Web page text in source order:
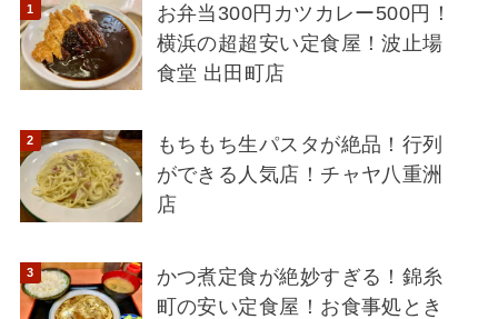
お弁当300円カツカレー500円！
横浜の超超安い定食屋！波止場
食堂 出田町店
もちもち生パスタが絶品！行列
ができる人気店！チャヤ八重洲
店
かつ煮定食が絶妙すぎる！錦糸
町の安い定食屋！お食事処とき